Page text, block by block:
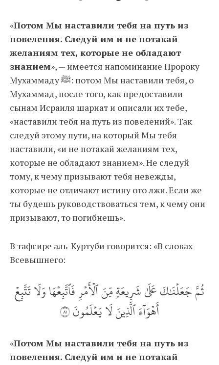
«Потом Мы наставили тебя на путь из
повеления. Следуй им и не потакай
желаниям тех, которые не обладают
знанием», — имеется напоминание Пророку
Мухаммаду ﷺ: потом Мы наставили тебя, о
Мухаммад, после того, как предоставили
сынам Исраиля шариат и описали их тебе,
«наставили тебя на путь из повелений». Так
следуй этому пути, на который Мы тебя
наставили, «и не потакай желаниям тех,
которые не обладают знанием». Не следуй
тому, к чему призывают тебя невежды,
которые не отличают истину ото лжи. Если же
ты будешь руководствоваться тем, к чему они
призывают, то погибнешь».
В тафсире аль-Куртуби говорится: «В словах
Всевышнего:
ثُمَّ جَعَلۡنَٰكَ عَلَىٰ شَرِيعَةٖ مِّنَ ٱلۡأَمۡرِ فَٱتَّبِعۡهَا وَلَا تَتَّبِعۡ
أَهۡوَآءَ ٱلَّذِينَ لَا يَعۡلَمُونَ ١٨
«Потом Мы наставили тебя на путь из
повеления. Следуй им и не потакай